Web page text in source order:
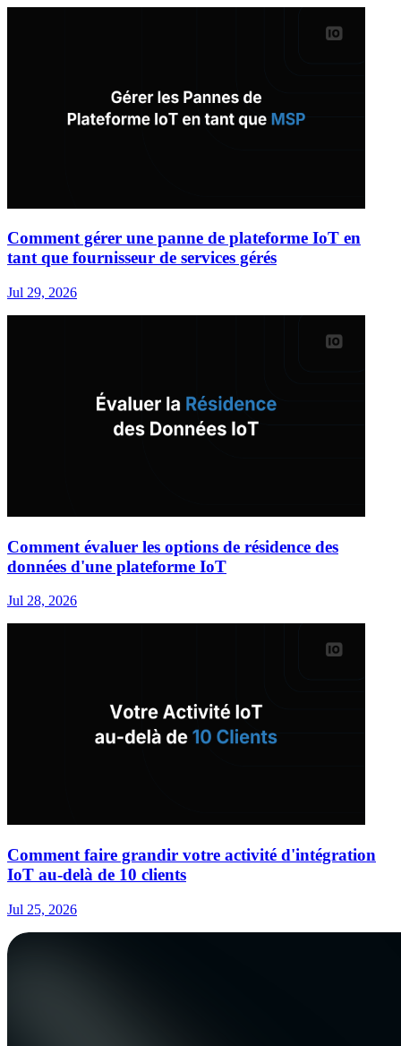
Comment gérer une panne de plateforme IoT en
tant que fournisseur de services gérés
Jul 29, 2026
Comment évaluer les options de résidence des
données d'une plateforme IoT
Jul 28, 2026
Comment faire grandir votre activité d'intégration
IoT au-delà de 10 clients
Jul 25, 2026